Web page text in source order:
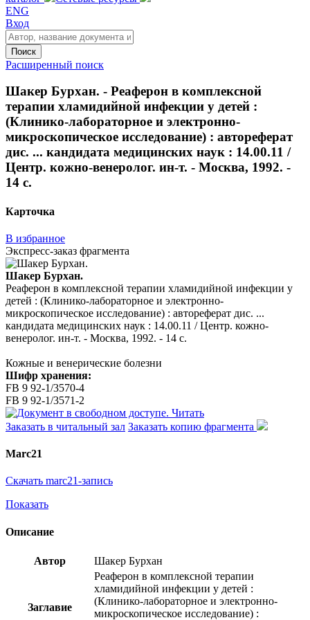
ENG
Вход
Поиск
Расширенный поиск
Шакер Бурхан. - Реаферон в комплексной
терапии хламидийной инфекции у детей :
(Клинико-лабораторное и электронно-
микроскопическое исследование) : автореферат
дис. ... кандидата медицинских наук : 14.00.11 /
Центр. кожно-венеролог. ин-т. - Москва, 1992. -
14 с.
Карточка
В избранное
Экспресс-заказ фрагмента
Шакер Бурхан.
Реаферон в комплексной терапии хламидийной инфекции у
детей : (Клинико-лабораторное и электронно-
микроскопическое исследование) : автореферат дис. ...
кандидата медицинских наук : 14.00.11 / Центр. кожно-
венеролог. ин-т. - Москва, 1992. - 14 с.
Кожные и венерические болезни
Шифр хранения:
FB 9 92-1/3570-4
FB 9 92-1/3571-2
Читать
Заказать в читальный зал Заказать копию фрагмента
Marc21
Скачать marc21-запись
Показать
Описание
Автор Шакер Бурхан
Заглавие
Реаферон в комплексной терапии
хламидийной инфекции у детей :
(Клинико-лабораторное и электронно-
микроскопическое исследование) :